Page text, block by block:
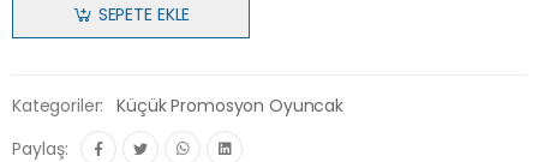
SEPETE EKLE
Kategoriler:
Küçük Promosyon Oyuncak
Paylaş: